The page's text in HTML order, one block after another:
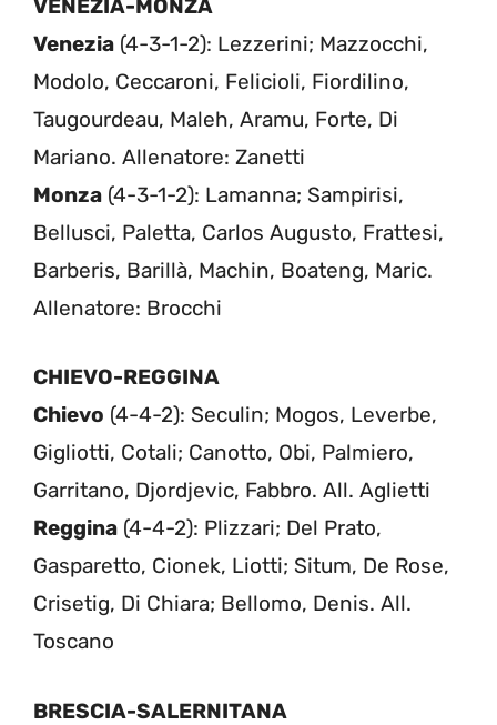
VENEZIA-MONZA
Venezia (4-3-1-2): Lezzerini; Mazzocchi,
Modolo, Ceccaroni, Felicioli, Fiordilino,
Taugourdeau, Maleh, Aramu, Forte, Di
Mariano. Allenatore: Zanetti
Monza (4-3-1-2): Lamanna; Sampirisi,
Bellusci, Paletta, Carlos Augusto, Frattesi,
Barberis, Barillà, Machin, Boateng, Maric.
Allenatore: Brocchi
CHIEVO-REGGINA
Chievo (4-4-2): Seculin; Mogos, Leverbe,
Gigliotti, Cotali; Canotto, Obi, Palmiero,
Garritano, Djordjevic, Fabbro. All. Aglietti
Reggina (4-4-2): Plizzari; Del Prato,
Gasparetto, Cionek, Liotti; Situm, De Rose,
Crisetig, Di Chiara; Bellomo, Denis. All.
Toscano
BRESCIA-SALERNITANA